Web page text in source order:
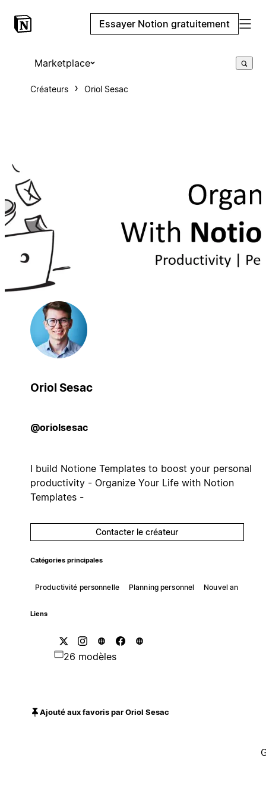
Essayer Notion gratuitement
Marketplace
Créateurs Oriol Sesac
Oriol Sesac
@oriolsesac
I build Notione Templates to boost your personal
productivity - Organize Your Life with Notion
Templates -
Contacter le créateur
Catégories principales
Productivité personnelle Planning personnel Nouvel an
Liens
26 modèles
Ajouté aux favoris par Oriol Sesac